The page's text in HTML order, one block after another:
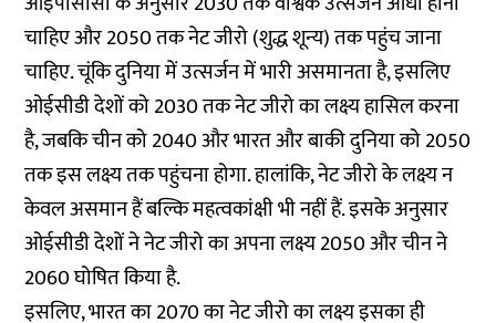
चाहिए और 2050 तक नेट जीरो (शुद्ध शून्य) तक पहुंच जाना
चाहिए. चूंकि दुनिया में उत्सर्जन में भारी असमानता है, इसलिए
ओईसीडी देशों को 2030 तक नेट जीरो का लक्ष्य हासिल करना
है, जबकि चीन को 2040 और भारत और बाकी दुनिया को 2050
तक इस लक्ष्य तक पहुंचना होगा. हालांकि, नेट जीरो के लक्ष्य न
केवल असमान हैं बल्कि महत्वकांक्षी भी नहीं हैं. इसके अनुसार
ओईसीडी देशों ने नेट जीरो का अपना लक्ष्य 2050 और चीन ने
2060 घोषित किया है.
इसलिए, भारत का 2070 का नेट जीरो का लक्ष्य इसका ही